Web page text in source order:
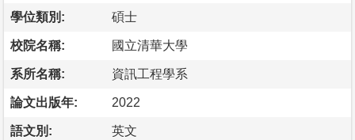
學位類別: 碩士
校院名稱: 國立清華大學
系所名稱: 資訊工程學系
論文出版年: 2022
語文別: 英文